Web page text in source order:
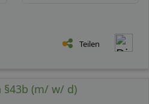
Teilen
(m/ w/ d)